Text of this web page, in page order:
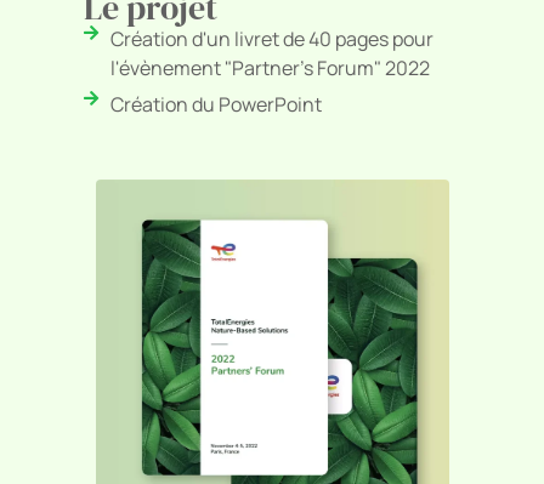
Création d'un livret de 40 pages pour
l'évènement "Partner's Forum" 2022
Création du PowerPoint